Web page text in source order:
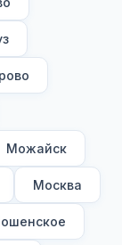
Можайск
Москва